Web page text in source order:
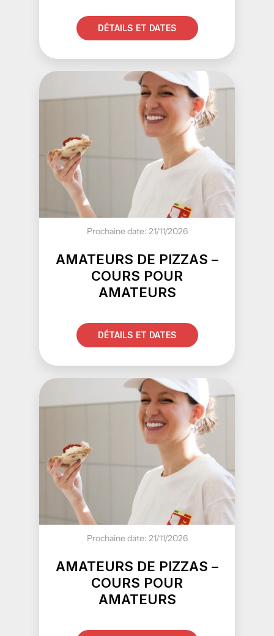
DÉTAILS ET DATES
Prochaine date: 21/11/2026
AMATEURS DE PIZZAS –
COURS POUR
AMATEURS
DÉTAILS ET DATES
Prochaine date: 21/11/2026
AMATEURS DE PIZZAS –
COURS POUR
AMATEURS